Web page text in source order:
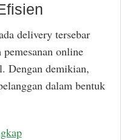
delivery tersebar
online
Dengan demikian,
dalam bentuk